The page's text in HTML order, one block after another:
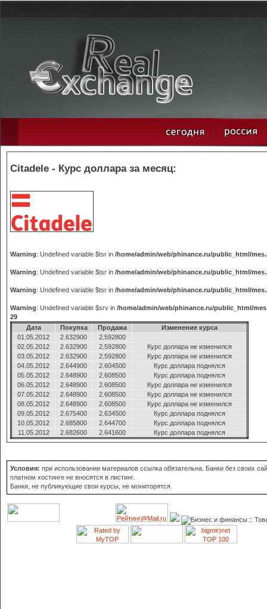
Citadele - Курс доллара за месяц:
Warning: Undefined variable $tsr in /home/admin/web/phinance.ru/public_html/
Warning: Undefined variable $tsr in /home/admin/web/phinance.ru/public_html/
Warning: Undefined variable $tsr in /home/admin/web/phinance.ru/public_html/
Warning: Undefined variable $srv in /home/admin/web/phinance.ru/public_html/
29
Дата
Покупка Продажа
Изменение курса
01.05.2012
2.632900
2.592800
02.05.2012
2.632900 2.592800
Курс доллара не изменился
03.05.2012
2.632900 2.592800
Курс доллара не изменился
04.05.2012
2.644900 2.604500
Курс доллара поднялся
05.05.2012
2.648900 2.608500
Курс доллара поднялся
06.05.2012
2.648900 2.608500
Курс доллара не изменился
07.05.2012
2.648900 2.608500
Курс доллара не изменился
08.05.2012
2.648900 2.608500
Курс доллара не изменился
09.05.2012
2.675400 2.634500
Курс доллара поднялся
10.05.2012
2.685800 2.644700
Курс доллара поднялся
11.05.2012
2.682600 2.641600 Курс доллара поднялся
Условия: при использовании материалов ссылка обязательна. Банки без своих
платном хостинге не вносятся в листинг.
Банки, не публикующие свои курсы, не мониторятся.